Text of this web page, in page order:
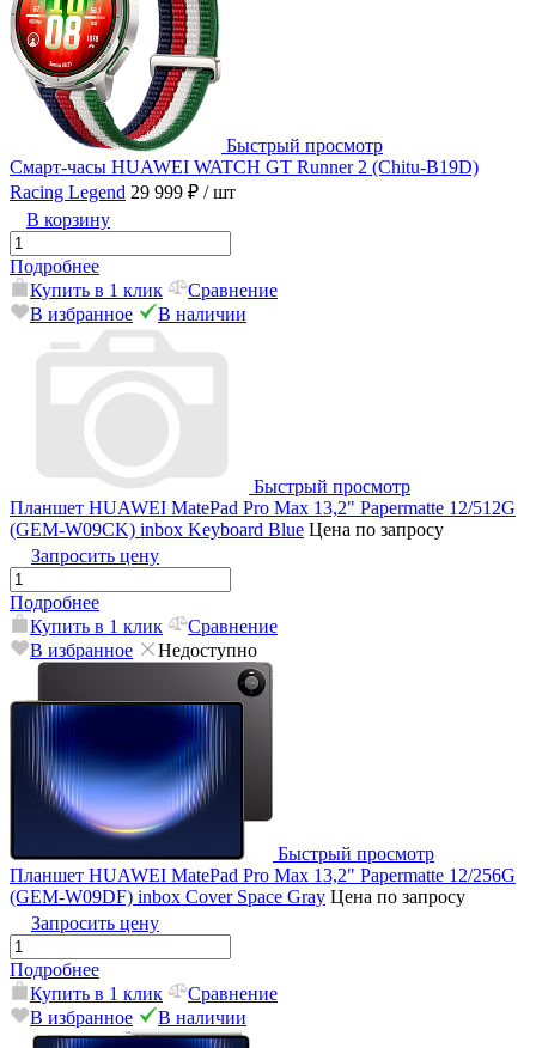
Быстрый просмотр
Смарт-часы HUAWEI WATCH GT Runner 2 (Chitu-B19D)
Racing Legend 29 999 ₽ / шт
В корзину
Подробнее
Купить в 1 клик
Сравнение
В избранное
В наличии
Быстрый просмотр
Планшет HUAWEI MatePad Pro Max 13,2" Papermatte 12/512G
(GEM-W09CK) inbox Keyboard Blue Цена по запросу
Запросить цену
Подробнее
Купить в 1 клик
Сравнение
В избранное
Недоступно
Быстрый просмотр
Планшет HUAWEI MatePad Pro Max 13,2" Papermatte 12/256G
(GEM-W09DF) inbox Cover Space Gray Цена по запросу
Запросить цену
Подробнее
Купить в 1 клик
Сравнение
В избранное
В наличии